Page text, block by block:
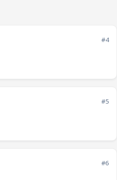
#4
#5
#6